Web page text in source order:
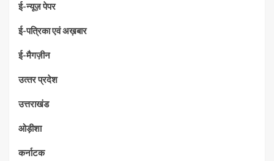
ई-न्यूज़ पेपर
ई-पत्रिका एवं अख़बार
ई-मैगज़ीन
उत्‍तर प्रदेश
उत्तराखंड
ओड़ीशा
कर्नाटक